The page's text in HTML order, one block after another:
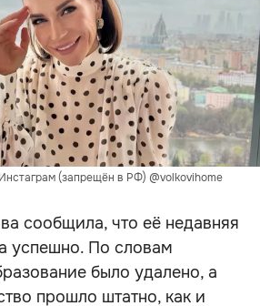
(запрещён в РФ) @volkovihome
сообщила, что её недавняя
успешно. По словам
было удалено, а
прошло штатно, как и